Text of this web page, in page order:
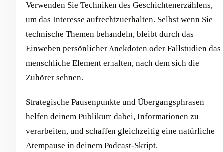
Verwenden Sie Techniken des Geschichtenerzählens,
um das Interesse aufrechtzuerhalten. Selbst wenn Sie
technische Themen behandeln, bleibt durch das
Einweben persönlicher Anekdoten oder Fallstudien das
menschliche Element erhalten, nach dem sich die
Zuhörer sehnen.
Strategische Pausenpunkte und Übergangsphrasen
helfen deinem Publikum dabei, Informationen zu
verarbeiten, und schaffen gleichzeitig eine natürliche
Atempause in deinem Podcast-Skript.